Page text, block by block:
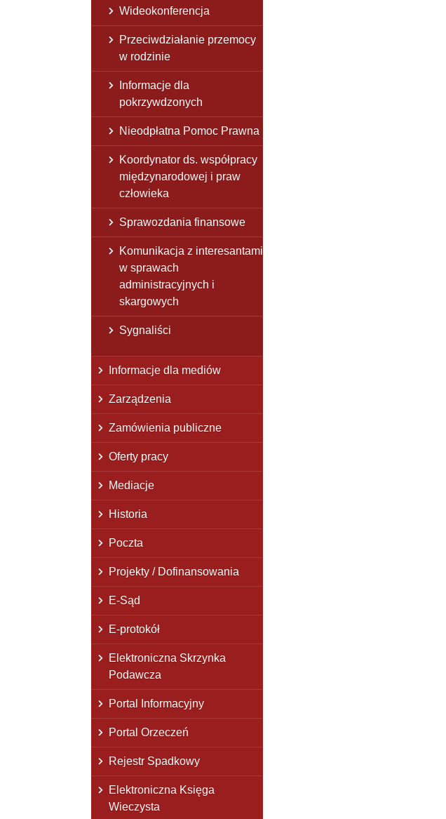
Wideokonferencja
Przeciwdziałanie przemocy
w rodzinie
Informacje dla
pokrzywdzonych
Nieodpłatna Pomoc Prawna
Koordynator ds. współpracy
międzynarodowej i praw
człowieka
Sprawozdania finansowe
Komunikacja z interesantami
w sprawach
administracyjnych i
skargowych
Sygnaliści
Informacje dla mediów
Zarządzenia
Zamówienia publiczne
Oferty pracy
Mediacje
Historia
Poczta
Projekty / Dofinansowania
E-Sąd
E-protokół
Elektroniczna Skrzynka
Podawcza
Portal Informacyjny
Portal Orzeczeń
Rejestr Spadkowy
Elektroniczna Księga
Wieczysta